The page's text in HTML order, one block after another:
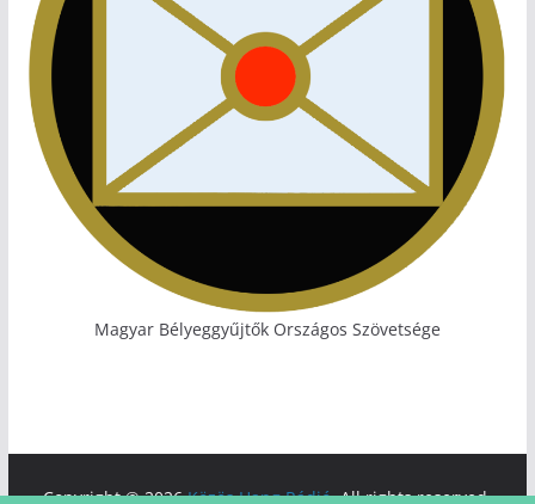
Magyar Bélyeggyűjtők Országos Szövetsége
Copyright © 2026Közös Hang Rádió. All rights reserved.